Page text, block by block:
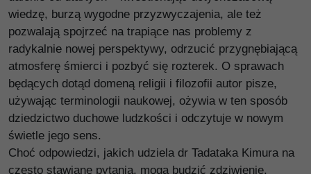
wiedzę, burzą wygodne przyzwyczajenia, ale też
pozwalają spojrzeć na trapiące nas problemy z
radykalnie nowej perspektywy, odrzucić przygnębiającą
atmosferę śmierci i pozbyć się rozterek. O sprawach
będących dotąd domeną religii i filozofii autor pisze,
używając terminologii naukowej, ożywia w ten sposób
dziedzictwo duchowe ludzkości i odczytuje w nowym
świetle jego sens.
Choć odpowiedzi, jakich udziela dr Tadataka Kimura na
często stawiane pytania, mogą budzić zdziwienie,